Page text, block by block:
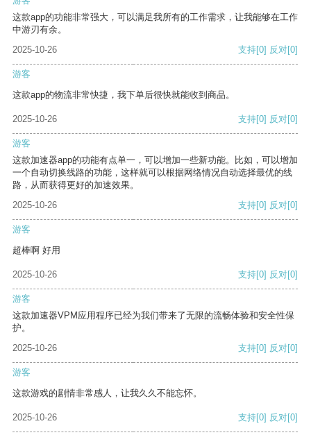
这款app的功能非常强大，可以满足我所有的工作需求，让我能够在工作
中游刃有余。
2025-10-26
支持[0] 反对[0]
游客
这款app的物流非常快捷，我下单后很快就能收到商品。
2025-10-26 支持[0] 反对[0]
游客
这款加速器app的功能有点单一，可以增加一些新功能。比如，可以增加
一个自动切换线路的功能，这样就可以根据网络情况自动选择最优的线
路，从而获得更好的加速效果。
2025-10-26
支持[0] 反对[0]
游客
超棒啊 好用
2025-10-26 支持[0] 反对[0]
游客
这款加速器VPM应用程序已经为我们带来了无限的流畅体验和安全性保
护。
2025-10-26
支持[0] 反对[0]
游客
这款游戏的剧情非常感人，让我久久不能忘怀。
2025-10-26 支持[0] 反对[0]